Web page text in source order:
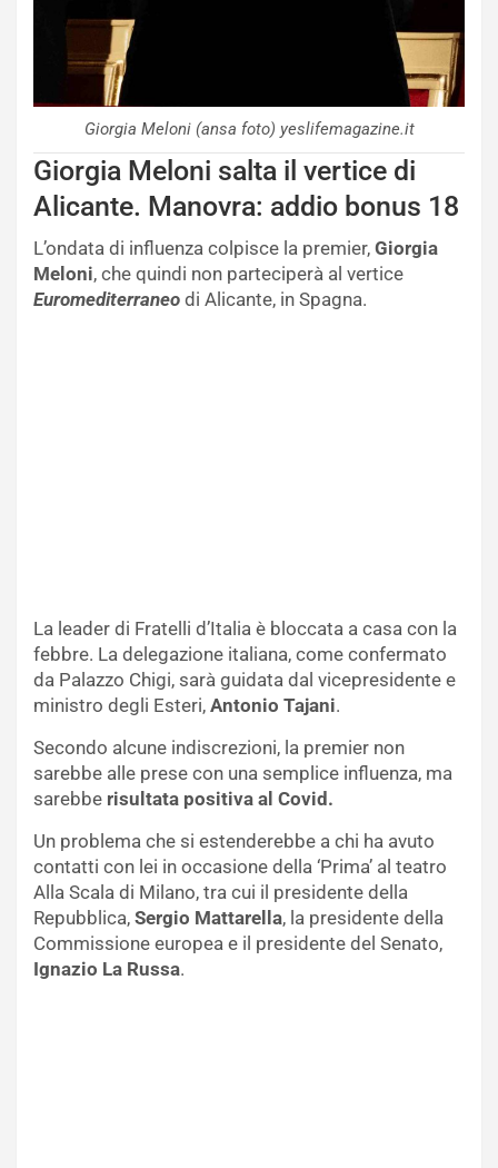
Giorgia Meloni (ansa foto) yeslifemagazine.it
Giorgia Meloni salta il vertice di
Alicante. Manovra: addio bonus 18
L’ondata di influenza colpisce la premier, Giorgia
Meloni, che quindi non parteciperà al vertice
Euromediterraneo di Alicante, in Spagna.
La leader di Fratelli d’Italia è bloccata a casa con la
febbre. La delegazione italiana, come confermato
da Palazzo Chigi, sarà guidata dal vicepresidente e
ministro degli Esteri, Antonio Tajani.
Secondo alcune indiscrezioni, la premier non
sarebbe alle prese con una semplice influenza, ma
sarebbe risultata positiva al Covid.
Un problema che si estenderebbe a chi ha avuto
contatti con lei in occasione della ‘Prima’ al teatro
Alla Scala di Milano, tra cui il presidente della
Repubblica, Sergio Mattarella, la presidente della
Commissione europea e il presidente del Senato,
Ignazio La Russa.